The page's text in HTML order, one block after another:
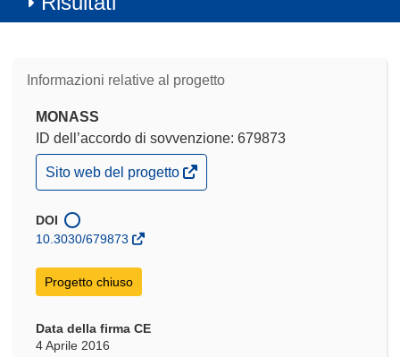
Informazioni relative al progetto
MONASS
ID dell’accordo di sovvenzione: 679873
(si
apre
una
nuova
Sito web del progetto
DOI
10.3030/679873
Progetto chiuso
Data della firma CE
4 Aprile 2016